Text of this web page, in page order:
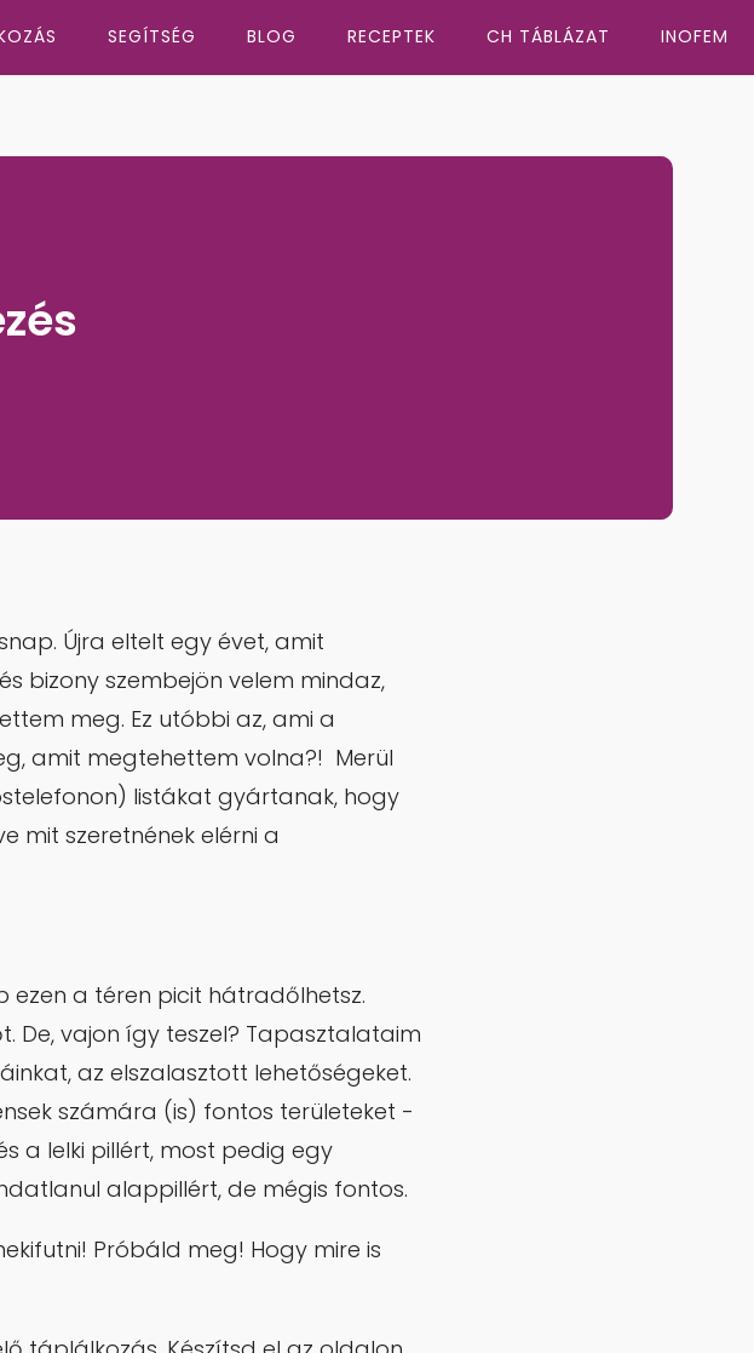
SEGÍTSÉG BLOG RECEPTEK CH TÁBLÁZAT INOFEM
Újra eltelt egy évet, amit
bizony szembejön velem mindaz,
meg. Ez utóbbi az, ami a
amit megtehettem volna?! Merül
listákat gyártanak, hogy
mit szeretnének elérni a
a téren picit hátradőlhetsz.
De, vajon így teszel? Tapasztalataim
az elszalasztott lehetőségeket.
számára (is) fontos területeket -
a lelki pillért, most pedig egy
alappillért, de mégis fontos.
Próbáld meg! Hogy mire is